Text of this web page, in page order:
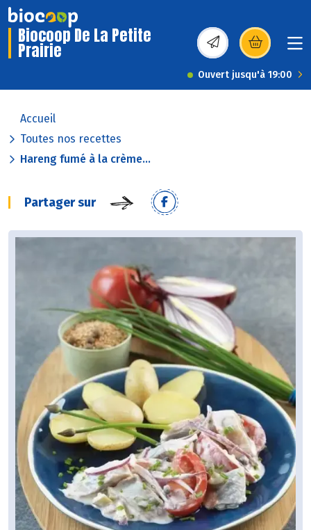
Biocoop De La Petite
Prairie (s’ouvre dans une
Ouvert jusqu'à 19:00
Accueil
Toutes nos recettes
Hareng fumé à la crème...
Partager sur